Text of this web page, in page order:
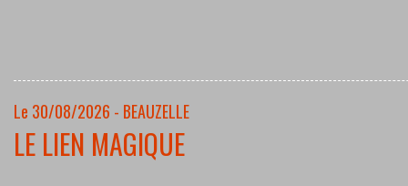
Le 30/08/2026 - BEAUZELLE
LE LIEN MAGIQUE